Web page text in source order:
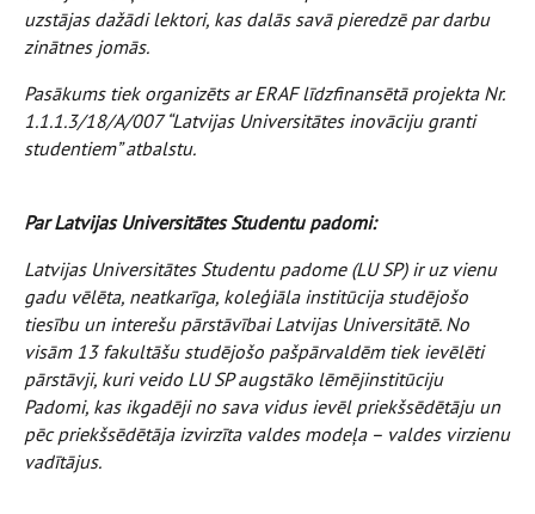
uzstājas dažādi lektori, kas dalās savā pieredzē par darbu
zinātnes jomās.
Pasākums tiek organizēts ar ERAF līdzfinansētā projekta Nr.
1.1.1.3/18/A/007 “Latvijas Universitātes inovāciju granti
studentiem” atbalstu.
Par Latvijas Universitātes Studentu padomi:
Latvijas Universitātes Studentu padome (LU SP) ir uz vienu
gadu vēlēta, neatkarīga, koleģiāla institūcija studējošo
tiesību un interešu pārstāvībai Latvijas Universitātē. No
visām 13 fakultāšu studējošo pašpārvaldēm tiek ievēlēti
pārstāvji, kuri veido LU SP augstāko lēmējinstitūciju
Padomi, kas ikgadēji no sava vidus ievēl priekšsēdētāju un
pēc priekšsēdētāja izvirzīta valdes modeļa – valdes virzienu
vadītājus.